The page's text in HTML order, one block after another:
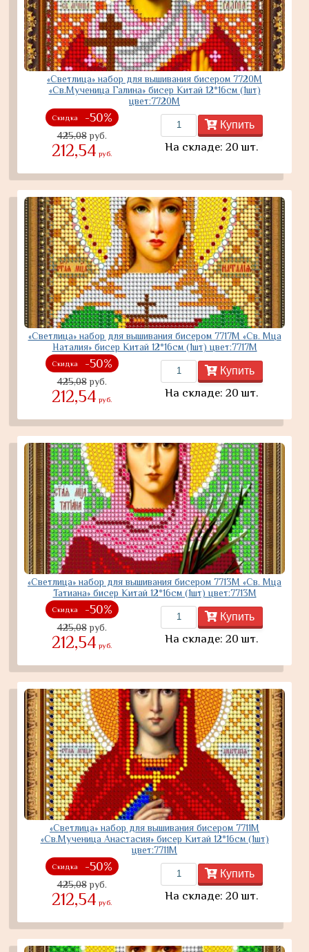
«Светлица» набор для вышивания бисером 7720М
«Св.Мученица Галина» бисер Китай 12*16см (1шт)
цвет:7720М
Скидка -50%
425,08руб.
212,54 руб.
Купить
На складе: 20 шт.
«Светлица» набор для вышивания бисером 7717М «Св. Мца
Наталия» бисер Китай 12*16см (1шт) цвет:7717М
Скидка -50%
425,08руб.
212,54 руб.
Купить
На складе: 20 шт.
«Светлица» набор для вышивания бисером 7713М «Св. Мца
Татиана» бисер Китай 12*16см (1шт) цвет:7713М
Скидка -50%
425,08руб.
212,54 руб.
Купить
На складе: 20 шт.
«Светлица» набор для вышивания бисером 7711М
«Св.Мученица Анастасия» бисер Китай 12*16см (1шт)
цвет:7711М
Скидка -50%
425,08руб.
212,54 руб.
Купить
На складе: 20 шт.